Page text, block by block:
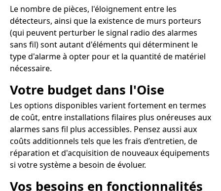
Le nombre de pièces, l'éloignement entre les
détecteurs, ainsi que la existence de murs porteurs
(qui peuvent perturber le signal radio des alarmes
sans fil) sont autant d'éléments qui déterminent le
type d'alarme à opter pour et la quantité de matériel
nécessaire.
Votre budget dans l'Oise
Les options disponibles varient fortement en termes
de coût, entre installations filaires plus onéreuses aux
alarmes sans fil plus accessibles. Pensez aussi aux
coûts additionnels tels que les frais d’entretien, de
réparation et d'acquisition de nouveaux équipements
si votre système a besoin de évoluer.
Vos besoins en fonctionnalités